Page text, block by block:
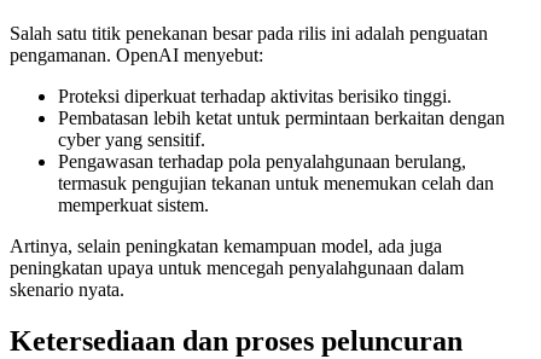
Salah satu titik penekanan besar pada rilis ini adalah penguatan
pengamanan. OpenAI menyebut:
Proteksi diperkuat terhadap aktivitas berisiko tinggi.
Pembatasan lebih ketat untuk permintaan berkaitan dengan
cyber yang sensitif.
Pengawasan terhadap pola penyalahgunaan berulang,
termasuk pengujian tekanan untuk menemukan celah dan
memperkuat sistem.
Artinya, selain peningkatan kemampuan model, ada juga
peningkatan upaya untuk mencegah penyalahgunaan dalam
skenario nyata.
Ketersediaan dan proses peluncuran